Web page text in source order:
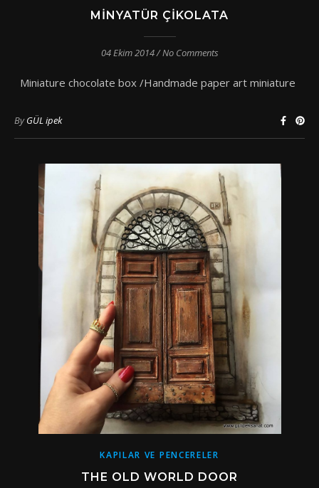
MINYATÜR ÇIKOLATA
04 Ekim 2014/No Comments
Miniature chocolate box /Handmade paper art miniature
ByGÜL ipek
KAPILAR VE PENCERELER
THE OLD WORLD DOOR